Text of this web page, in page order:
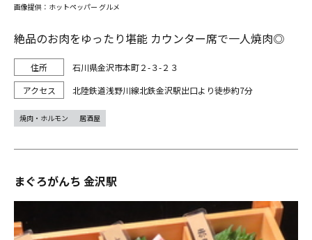
絶品のお肉をゆったり堪能 カウンター席で一人焼肉◎
石川県金沢市本町２-３-２３
北陸鉄道浅野川線北鉄金沢駅出口より徒歩約7分
画像提供：ホットペッパー グルメ
焼肉・ホルモン 居酒屋
まぐろがんち 金沢駅